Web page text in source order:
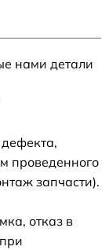
нами детали
проведенного
запчасти).
отказ в